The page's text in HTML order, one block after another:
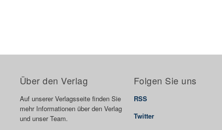
Über den Verlag
Auf unserer Verlagsseite finden Sie
mehr Informationen über den Verlag
und unser Team.
Folgen Sie uns
RSS
Twitter